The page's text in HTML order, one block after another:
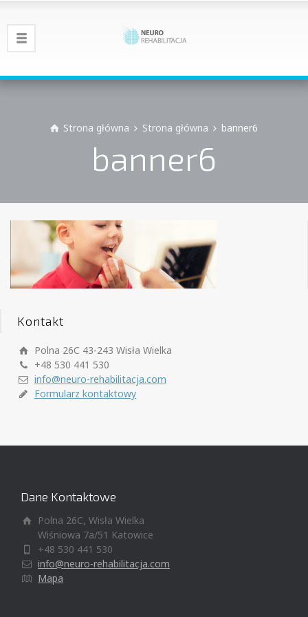
Strona główna Strona główna banner6
banner6
Kontakt
Polna 26C 43-243 Wisła Wielka
+48 530 441 530
info@neuro-rehabilitacja.com
Formularz kontaktowy
Dane Kontaktowe
Polna 26C, Wisła Wielka
Wiśniowa 7a/51 Katowice
+48 530 441 530
info@neuro-rehabilitacja.com
Mapa